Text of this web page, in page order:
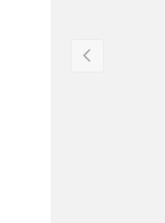
Forrige